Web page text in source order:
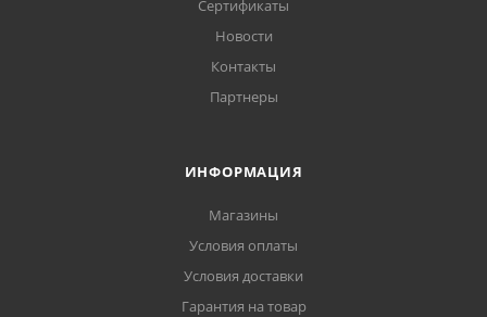
Сертификаты
Новости
Контакты
Партнеры
ИНФОРМАЦИЯ
Магазины
Условия оплаты
Условия доставки
Гарантия на товар